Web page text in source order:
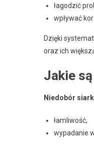
łagodzić
wpływać
Dzięki
oraz ich
Jakie
Niedobór
łamliwość,
wypadanie